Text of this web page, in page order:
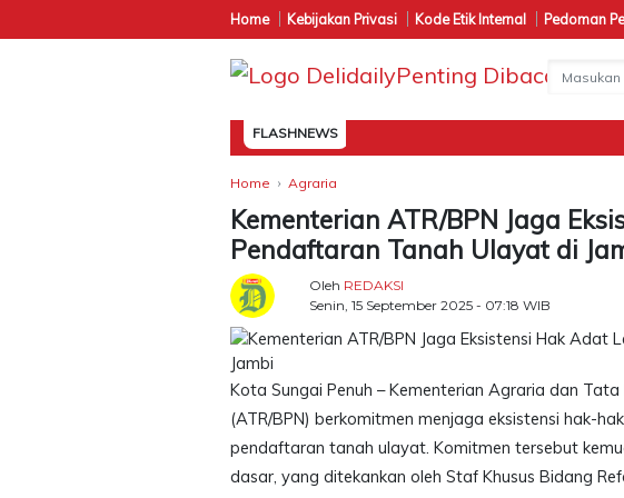
Home Kebijakan Privasi Kode Etik Internal Pedoman
FLASHNEWS
Home Agraria
Kementerian ATR/BPN Jaga
Pendaftaran Tanah Ulayat di
Oleh REDAKSI
Senin, 15 September 2025 - 07:18 WIB
Kota Sungai Penuh – Kementerian Agraria dan
(ATR/BPN) berkomitmen menjaga eksistensi hak-
pendaftaran tanah ulayat. Komitmen tersebut
dasar, yang ditekankan oleh Staf Khusus Bidang